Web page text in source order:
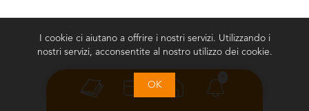
I cookie ci aiutano a offrire i nostri servizi. Utilizzando i
nostri servizi, acconsentite al nostro utilizzo dei cookie.
OK